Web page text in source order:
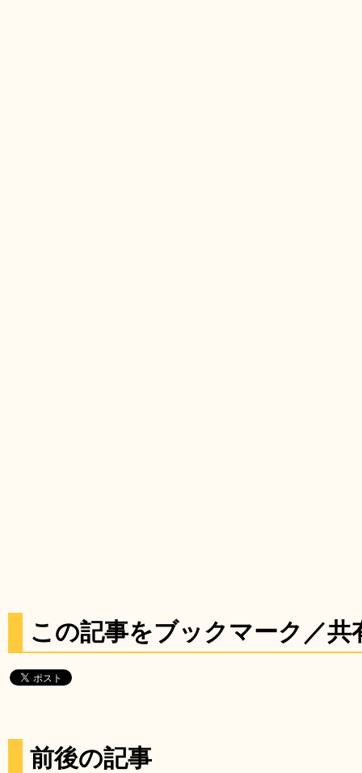
この記事をブックマーク／共
前後の記事